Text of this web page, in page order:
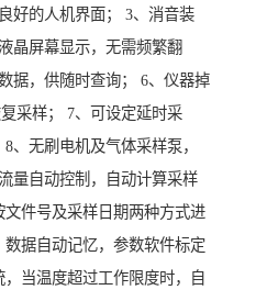
好的人机界面； 3、消音装
晶屏幕显示，无需频繁翻
据，供随时查询； 6、仪器掉
采样； 7、可设定延时采
、无刷电机及气体采样泵，
量自动控制，自动计算采样
件号及采样日期两种方式进
据自动记忆，参数软件标定
当温度超过工作限度时，自